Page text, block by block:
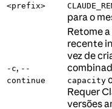
<prefix>
para o
-c, --
continue
Retome
recente
vez de
capacity
Requer
versões